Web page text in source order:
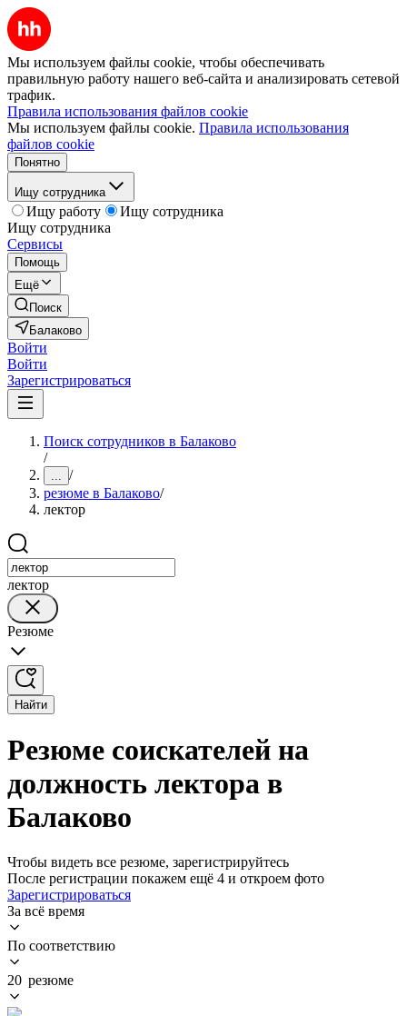
Мы используем файлы cookie, чтобы обеспечивать
правильную работу нашего веб-сайта и анализировать сетевой
трафик.
Правила использования файлов cookie
Мы используем файлы cookie. Правила использования
файлов cookie
Понятно
Ищу сотрудника
Ищу работу
Ищу сотрудника
Ищу сотрудника
Сервисы
Помощь
Ещё
Поиск
Балаково
Войти
Войти
Зарегистрироваться
Поиск сотрудников в Балаково
/
... /
резюме в Балаково/
лектор
лектор
Резюме
Найти
Резюме соискателей на
должность лектора в
Балаково
Чтобы видеть все резюме, зарегистрируйтесь
После регистрации покажем ещё 4 и откроем фото
Зарегистрироваться
За всё время
По соответствию
20 резюме